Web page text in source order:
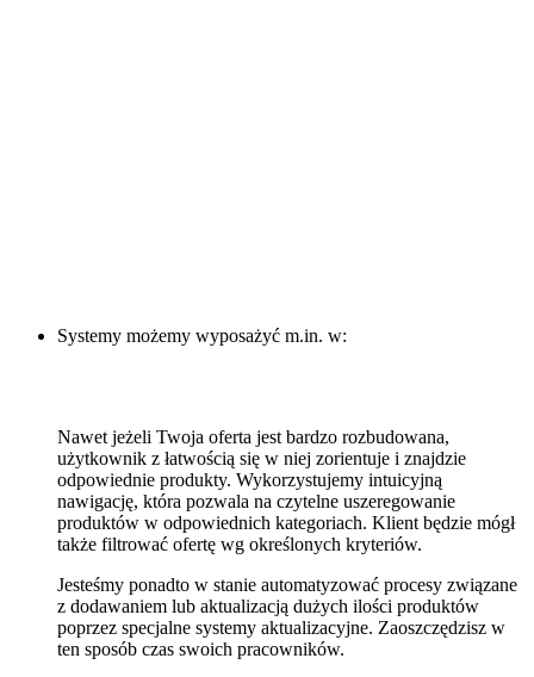
Systemy możemy wyposażyć m.in. w:
Nawet jeżeli Twoja oferta jest bardzo rozbudowana,
użytkownik z łatwością się w niej zorientuje i znajdzie
odpowiednie produkty. Wykorzystujemy intuicyjną
nawigację, która pozwala na czytelne uszeregowanie
produktów w odpowiednich kategoriach. Klient będzie mógł
także filtrować ofertę wg określonych kryteriów.
Jesteśmy ponadto w stanie automatyzować procesy związane
z dodawaniem lub aktualizacją dużych ilości produktów
poprzez specjalne systemy aktualizacyjne. Zaoszczędzisz w
ten sposób czas swoich pracowników.